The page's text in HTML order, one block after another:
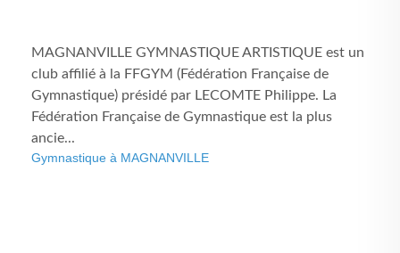
MAGNANVILLE GYMNASTIQUE ARTISTIQUE est un
club affilié à la FFGYM (Fédération Française de
Gymnastique) présidé par LECOMTE Philippe. La
Fédération Française de Gymnastique est la plus
ancie...
Gymnastique à MAGNANVILLE